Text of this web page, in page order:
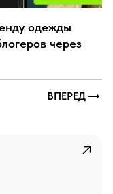
одежды
через
ВПЕРЕД